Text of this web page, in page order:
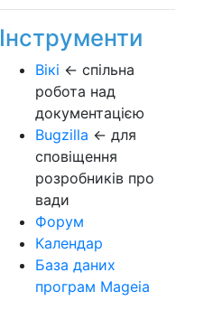
Інструменти
Вікі ← спільна
робота над
документацією
Bugzilla ← для
сповіщення
розробників про
вади
Форум
Календар
База даних
програм Mageia